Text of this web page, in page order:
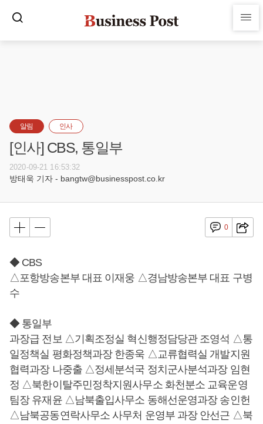
알림 인사
[인사] CBS, 통일부
2020-09-21 16:53:32
방태욱 기자 - bangtw@businesspost.co.kr
0
◆ CBS
△포항방송본부 대표 이재웅 △경남방송본부 대표 구병
수
◆ 통일부
과장급 전보 △기획조정실 혁신행정담당관 조영석 △통
일정책실 평화정책과장 한종욱 △교류협력실 개발지원
협력과장 나중출 △정세분석국 정치군사분석과장 임현
정 △북한이탈주민정착지원사무소 화천분소 교육운영
팀장 유재윤 △남북출입사무소 동해선운영과장 송인헌
△남북공동연락사무소 사무처 운영부 과장 안선근 △북